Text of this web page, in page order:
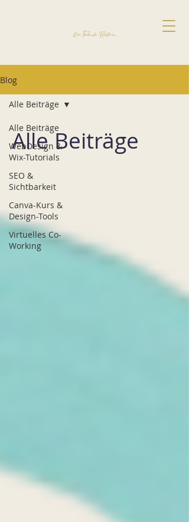
Blog
Alle Beiträge
WebDesign &
Wix-Tutorials
SEO &
Sichtbarkeit
Canva-Kurs &
Design-Tools
Virtuelles Co-
Working
Alle Beiträge
Alle Beiträge